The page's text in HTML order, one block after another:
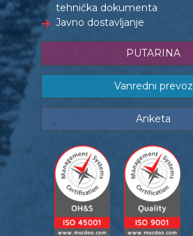
tehnička dokumenta
Javno dostavljanje
PUTARINA
Vanredni prevoz
Anketa